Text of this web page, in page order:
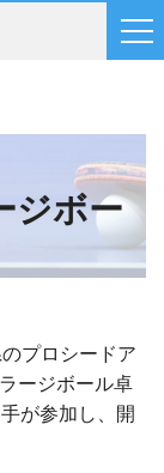
ジボー
プロシードア
ージボール卓
が参加し、開